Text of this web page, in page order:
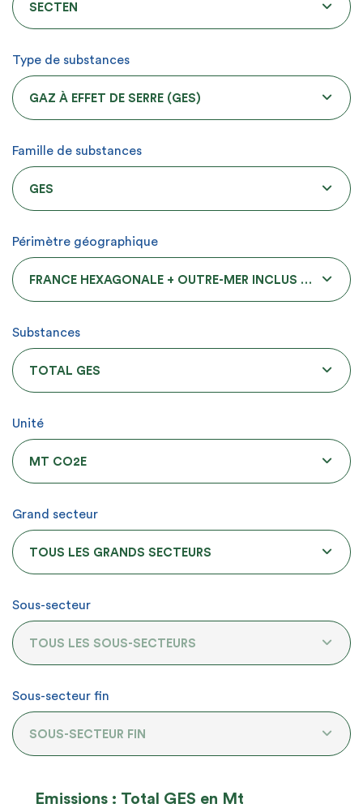
SECTEN
Type de substances
GAZ À EFFET DE SERRE (GES)
Famille de substances
GES
Périmètre géographique
FRANCE HEXAGONALE + OUTRE-MER INCLUS DANS L'UE
Substances
TOTAL GES
Unité
MT CO2E
Grand secteur
TOUS LES GRANDS SECTEURS
Sous-secteur
TOUS LES SOUS-SECTEURS
Sous-secteur fin
SOUS-SECTEUR FIN
Emissions : Total GES en Mt